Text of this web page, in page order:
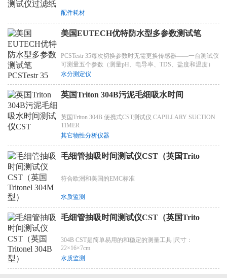
配件耗材
美国EUTECH优特防水型多参数测试笔
PCSTestr 35每次切换参数时无需更换传感器——一台测试仪
可测量五个参数（测量pH、电导率、TDS、盐度和温度）
水分测定仪
英国Triton 304B污泥毛细吸水时间
英国Triton 304B 便携式CST测试仪 CAPILLARY SUCTION
TIMER
其它物性分析仪器
毛细管抽吸时间测试仪CST（英国Trito
符合欧洲和美国的EMC标准
水质监测
毛细管抽吸时间测试仪CST（英国Trito
304B CST是简单易用的和稳定的测量工具 |尺寸：
22×16×7cm
水质监测